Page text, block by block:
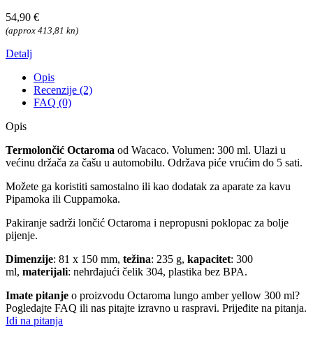
54,90 €
(approx 413,81 kn)
Detalj
Opis
Recenzije (2)
FAQ (0)
Opis
Termolončić Octaroma od Wacaco. Volumen: 300 ml. Ulazi u
većinu držača za čašu u automobilu. Održava piće vrućim do 5 sati.
Možete ga koristiti samostalno ili kao dodatak za aparate za kavu
Pipamoka ili Cuppamoka.
Pakiranje sadrži lončić Octaroma i nepropusni poklopac za bolje
pijenje.
Dimenzije: 81 x 150 mm, težina: 235 g, kapacitet: 300
ml, materijali: nehrđajući čelik 304, plastika bez BPA.
Imate pitanje o proizvodu Octaroma lungo amber yellow 300 ml?
Pogledajte FAQ ili nas pitajte izravno u raspravi. Prijeđite na pitanja.
Idi na pitanja